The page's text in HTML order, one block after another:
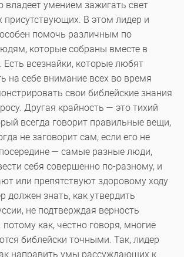
владеет умением зажигать свет
присутствующих. В этом лидер и
помочь различным по
которые собраны вместе в
всезнайки, которые любят
на себе внимание всех во время
свои библейские знания
Другая крайность — это тихий
всегда говорит правильные вещи,
не заговорит сам, если его не
— самые разные люди,
себя совершенно по-разному, и
или препятствуют здоровому ходу
должен знать, как утвердить
не подтверждая верность
как, честно говоря, многие
библейски точными. Так, лидер
направить умы рассуждающих к